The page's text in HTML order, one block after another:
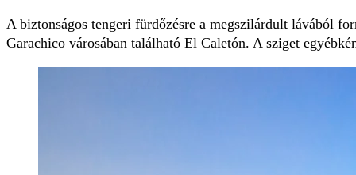
A biztonságos tengeri fürdőzésre a megszilárdult lávából
Garachico városában található El Caletón. A sziget